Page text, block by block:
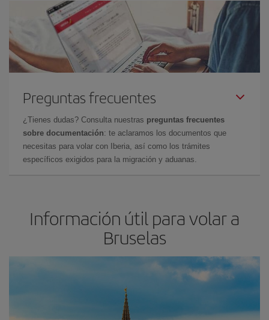
Preguntas frecuentes
¿Tienes dudas? Consulta nuestras preguntas frecuentes
sobre documentación: te aclaramos los documentos que
necesitas para volar con Iberia, así como los trámites
específicos exigidos para la migración y aduanas.
Información útil para volar a
Bruselas